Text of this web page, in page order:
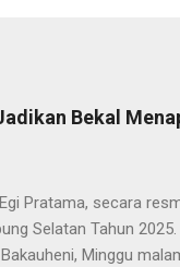
Bekal
Pratama, secara
Selatan Tahun
Minggu